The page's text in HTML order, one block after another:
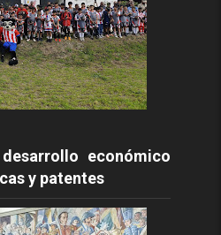
económico
y patentes